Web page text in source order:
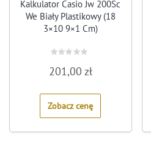
Kalkulator Casio Jw 200Sc
We Biały Plastikowy (18
3×10 9×1 Cm)
0
5
201,00 zł
Zobacz cenę